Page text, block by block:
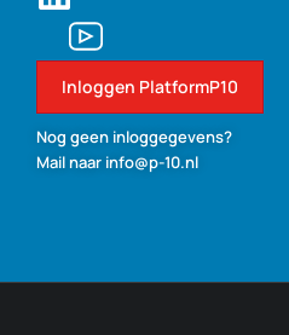
Inloggen PlatformP10
Nog geen inloggegevens?
Mail naar info@p-10.nl